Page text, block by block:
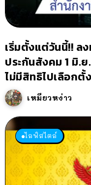
เริ่มตั้งแต่วันนี้!! ล
ประกันสังคม 1 มิ.
ไม่มีสิทธิไปเลือกตั้
เหมียวหง่าว
ไลฟ์สไตล์